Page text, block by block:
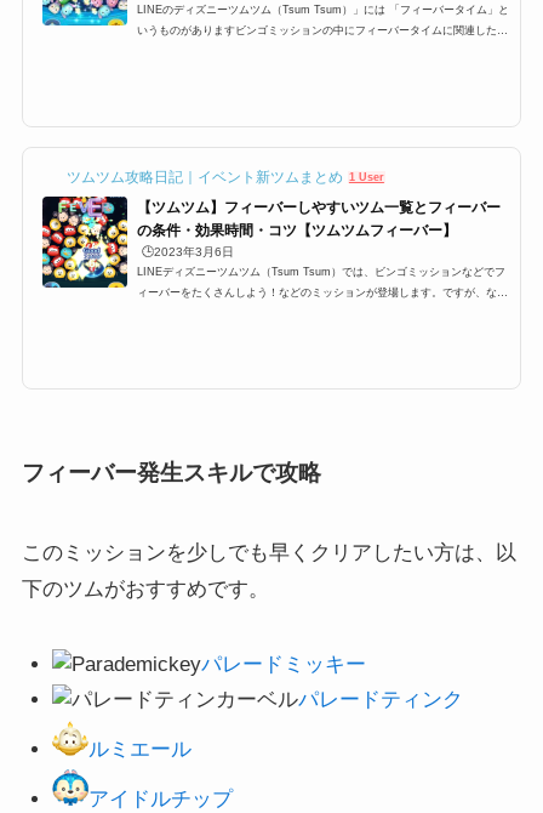
LINEのディズニーツムツム（Tsum Tsum）」には 「フィーバータイム」と
いうものがありますビンゴミッションの中にフィーバータイムに関連したミ
ツムツム攻略日記｜イベント新ツムまとめ 1 User
【ツムツム】フィーバーしやすいツム一覧とフィーバー
の条件・効果時間・コツ【ツムツムフィーバー】
🕒️2023年3月6日
LINEディズニーツムツム（Tsum Tsum）では、ビンゴミッションなどでフ
ィーバーをたくさんしよう！などのミッションが登場します。ですが、なか
フィーバー発生スキルで攻略
このミッションを少しでも早くクリアしたい方は、以
下のツムがおすすめです。
パレードミッキー
パレードティンク
ルミエール
アイドルチップ